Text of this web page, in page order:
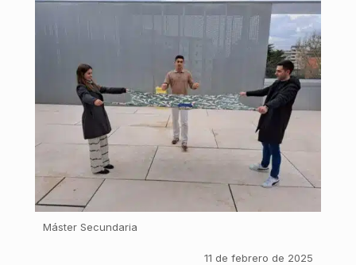
Máster Secundaria
11 de febrero de 2025